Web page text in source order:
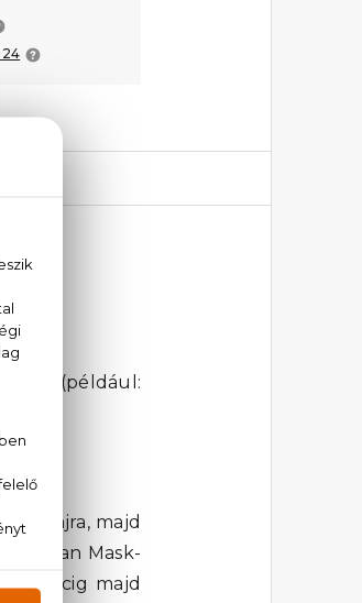
(például:
hajra, majd
Argan Mask-
percig majd